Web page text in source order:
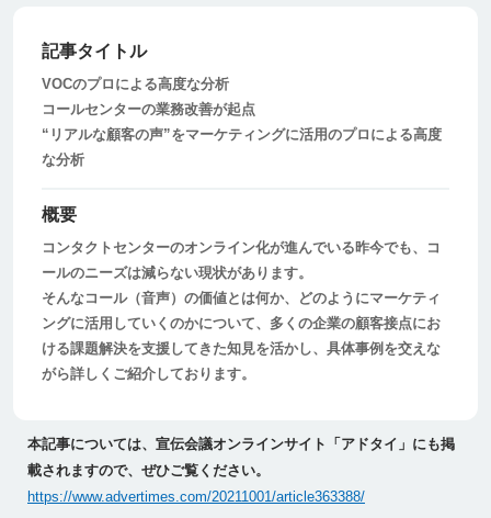
記事タイトル
VOCのプロによる高度な分析
コールセンターの業務改善が起点
“リアルな顧客の声”をマーケティングに活用のプロによる高度
な分析
概要
コンタクトセンターのオンライン化が進んでいる昨今でも、コ
ールのニーズは減らない現状があります。
そんなコール（音声）の価値とは何か、どのようにマーケティ
ングに活用していくのかについて、多くの企業の顧客接点にお
ける課題解決を支援してきた知見を活かし、具体事例を交えな
がら詳しくご紹介しております。
本記事については、宣伝会議オンラインサイト「アドタイ」にも掲
載されますので、ぜひご覧ください。
https://www.advertimes.com/20211001/article363388/